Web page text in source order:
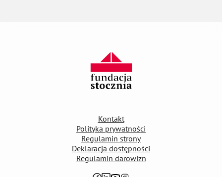
Kontakt
Polityka prywatności
Regulamin strony
Deklaracja dostępności
Regulamin darowizn